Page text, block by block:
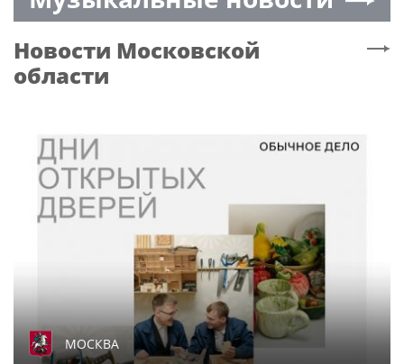
принял участие во
совещании-семинаре в
Нижнем Новгороде
Новости Московской
области
МОСКВА